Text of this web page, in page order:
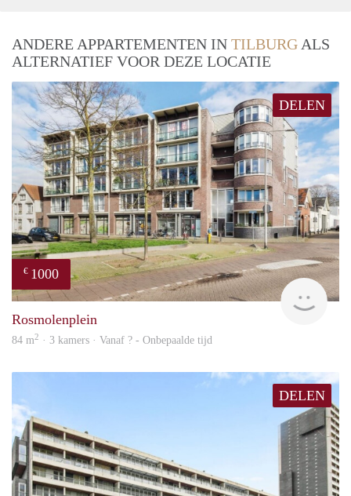
ANDERE APPARTEMENTEN IN TILBURG ALS
ALTERNATIEF VOOR DEZE LOCATIE
DELEN
€ 1000
Rosmolenplein
84 m2 · 3 kamers · Vanaf ? - Onbepaalde tijd
DELEN